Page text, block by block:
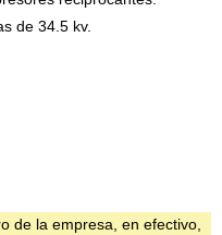
de 34.5 kv.
de la empresa, en efectivo,